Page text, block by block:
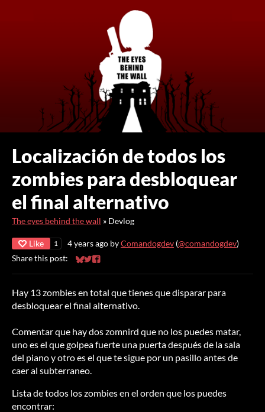
Localización de todos los
zombies para desbloquear
el final alternativo
The eyes behind the wall » Devlog
Like 1 4 years ago byComandogdev (@comandogdev)
Share this post:
Share on Bluesky
Share on Twitter
Share on Facebook
Hay 13 zombies en total que tienes que disparar para
desbloquear el final alternativo.
Comentar que hay dos zomnird que no los puedes matar,
uno es el que golpea fuerte una puerta después de la sala
del piano y otro es el que te sigue por un pasillo antes de
caer al subterraneo.
Lista de todos los zombies en el orden que los puedes
encontrar: